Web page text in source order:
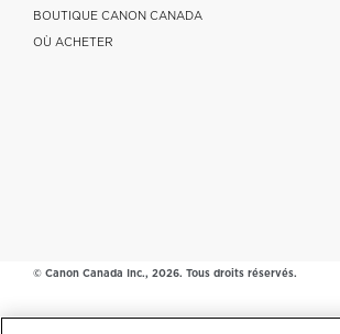
BOUTIQUE CANON CANADA
OÙ ACHETER
© Canon Canada Inc., 2026. Tous droits réservés.